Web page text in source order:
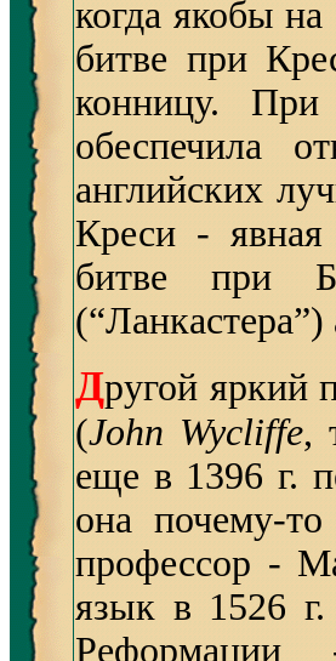
когда якобы
битве при
конницу.
При
обеспечила
английских
Креси - явная
битве при
Другой яркий
(John Wycliffe,
еще в 1396 г.
она почему-
профессор -
язык в 1526